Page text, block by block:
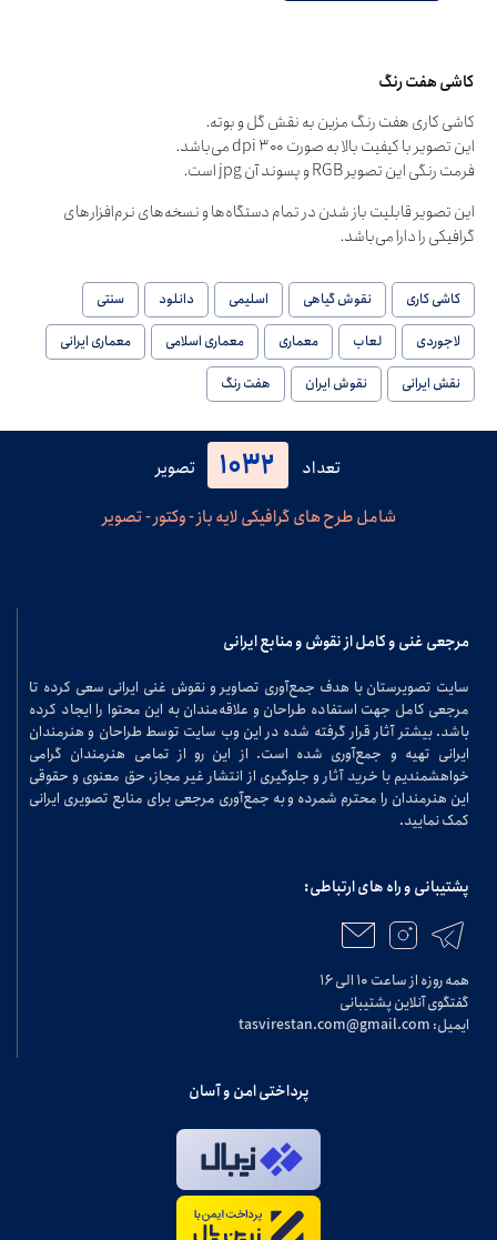
کاشی هفت رنگ
کاشی کاری هفت رنگ مزین به نقش گل و بوته.
این تصویر با کیفیت بالا به صورت dpi ۳۰۰ می‌باشد.
فرمت رنگی این تصویر RGB و پسوند آن jpg است.
این تصویر قابلیت باز شدن در تمام دستگاه‌ها و نسخه‌های نرم‌افزارهای
گرافیکی را دارا می‌باشد.
کاشی کاری نقوش گیاهی اسلیمی دانلود
سنتی
لاجوردی
لعاب معماری معماری اسلامی
معماری ایرانی
نقش ایرانی
نقوش ایران هفت رنگ
تعداد 1032
تصویر
شامل طرح های گرافیکی لایه باز - وکتور - تصویر
مرجعی غنی و کامل از نقوش و منابع ایرانی
سایت تصویرستان با هدف جمع‌آوری تصاویر و نقوش غنی ایرانی سعی کرده تا
مرجعی کامل جهت استفاده طراحان و علاقه‌مندان به این محتوا را ایجاد کرده
باشد. بیشتر آثار قرار گرفته شده در این وب سایت توسط طراحان و هنرمندان
ایرانی تهیه و جمع‌آوری شده است. از این رو از تمامی هنرمندان گرامی
خواهشمندیم با خرید آثار و جلوگیری از انتشار غیر مجاز، حق معنوی و حقوقی
این هنرمندان را محترم شمرده و به جمع‌آوری مرجعی برای منابع تصویری ایرانی
کمک نمایید.
پشتیبانی و راه های ارتباطی:
همه روزه از ساعت ۱۰ الی ۱۶
گفتگوی آنلاین پشتیبانی
ایمیل: tasvirestan.com@gmail.com
پرداختی امن و آسان